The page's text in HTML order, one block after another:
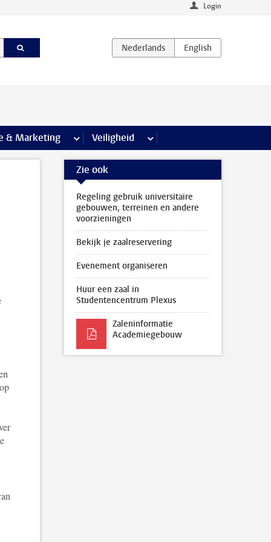
Login
& Marketing meer Communicatie & Marketing pagina’s
Veiligheid meer Veiligheid pagina’s
Zie ook
Regeling gebruik universitaire
gebouwen, terreinen en andere
voorzieningen
Bekijk je zaalreservering
Evenement organiseren
Huur een zaal in
Studentencentrum Plexus
Zaleninformatie
Academiegebouw